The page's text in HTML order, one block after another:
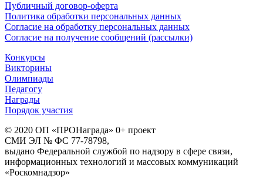
Публичный договор-оферта
Политика обработки персональных данных
Согласие на обработку персональных данных
Согласие на получение сообщений (рассылки)
Конкурсы
Викторины
Олимпиады
Педагогу
Награды
Порядок участия
© 2020 ОП «ПРОНаграда» 0+ проект
СМИ ЭЛ № ФС 77-78798,
выдано Федеральной службой по надзору в сфере связи,
информационных технологий и массовых коммуникаций
«Роскомнадзор»